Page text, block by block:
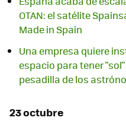
OTAN: el satélite
Made in Spain
Una empresa quiere
espacio para tener
pesadilla de los
23 octubre